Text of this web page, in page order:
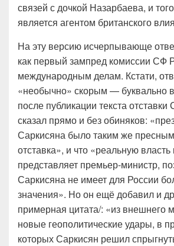
связей с дочкой Назарбаева, и
является агентом британского
На эту версию исчерпывающе
как первый зампред комиссии СФ
международным делам. Кстати,
«необычно» скорым — буквально
после публикации текста
сказал прямо и без обиняков:
Саркисяна было таким же
отставка», и что «реальную
представляет премьер-министр,
Саркисяна не имеет для России
значения». Но он ещё добавил и
примерная цитата/: «из внешнего
новые геополитические удары, в
которых Саркисян решил